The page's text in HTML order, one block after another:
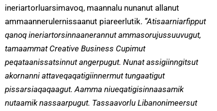
ineriartorluarsimavoq, maannalu nunanut allanut
ammaannerulernissaanut piareerlutik. ”Atisaarniarfipput
qanoq ineriartorsinnaanerannut ammasorujussuuvugut,
tamaammat Creative Business Cupimut
peqataanissatsinnut angerpugut. Nunat assigiinngitsut
akornanni attaveqaqatigiinnermut tungaatigut
pissarsiaqaqaagut. Aamma niueqatigisinnaasamik
nutaamik nassaarpugut. Tassaavorlu Libanonimeersut